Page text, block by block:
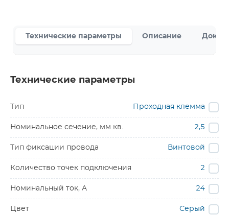
Технические параметры Описание
Технические параметры
Тип Проходная клемма
Номинальное сечение, мм кв. 2,5
Тип фиксации провода Винтовой
Количество точек подключения 2
Номинальный ток, A 24
Цвет Серый